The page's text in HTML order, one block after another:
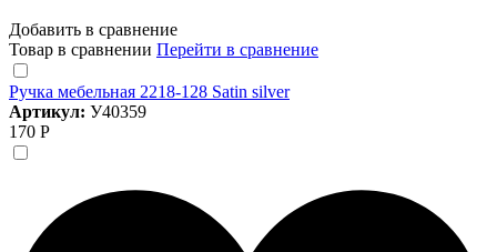
Добавить в сравнение
Товар в сравнении Перейти в сравнение
Ручка мебельная 2218-128 Satin silver
Артикул: У40359
170 Р